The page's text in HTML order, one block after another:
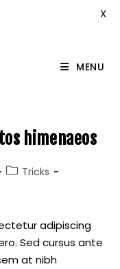
MENU
himenaeos
PostTricks
adipiscing
Sed cursus ante
at nibh
X